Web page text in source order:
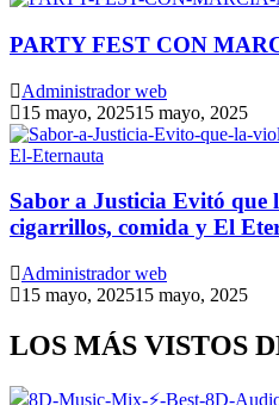
PARTY FEST CON
Administrador web
15 mayo, 202515 mayo, 2025
Sabor a Justicia Evitó que
cigarrillos, comida y El
Administrador web
15 mayo, 202515 mayo, 2025
LOS MÁS VISTOS